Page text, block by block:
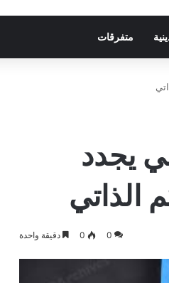
متفرقات
يجدد
الذاتي
0
0 دقيقة واحدة